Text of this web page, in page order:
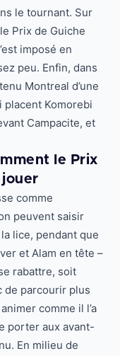
le tournant. Sur
Prix de Guiche
imposé en
peu. Enfin, dans
Montreal d’une
Komorebi
Campacite, et
le Prix
comme
peuvent saisir
lice, pendant que
et Alam en tête –
rabattre, soit
de parcourir plus
comme il l’a
porter aux avant-
En milieu de